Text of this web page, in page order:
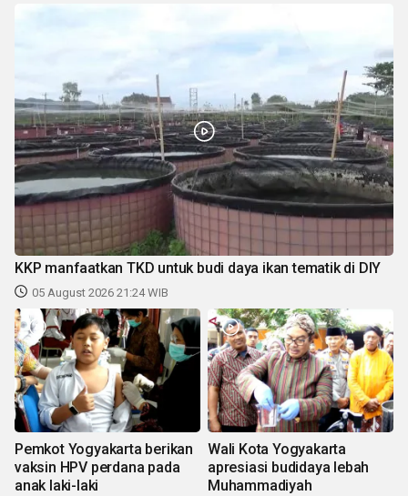
KKP manfaatkan TKD untuk budi daya ikan tematik di DIY
05 August 2026 21:24 WIB
Pemkot Yogyakarta berikan
vaksin HPV perdana pada
anak laki-laki
Wali Kota Yogyakarta
apresiasi budidaya lebah
Muhammadiyah